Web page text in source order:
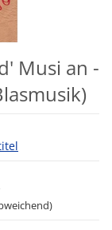
Musi an -